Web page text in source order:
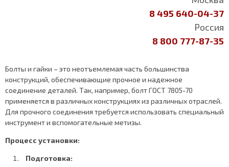
8 495 640-04-37
Россия
8 800 777-87-35
Болты и гайки – это неотъемлемая часть большинства
конструкций, обеспечивающие прочное и надежное
соединение деталей. Так, например, болт ГОСТ 7805-70
применяется в различных конструкциях из различных отраслей.
Для прочного соединения требуется использовать специальный
инструмент и вспомогательные метизы.
Процесс установки:
Подготовка: